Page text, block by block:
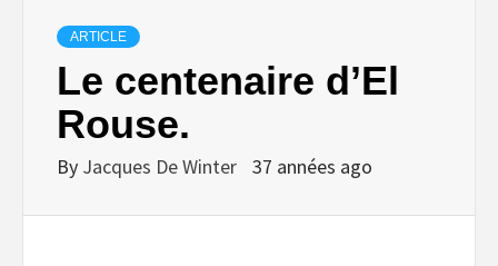
ARTICLE
Le centenaire d’El
Rouse.
By Jacques De Winter 37 années ago